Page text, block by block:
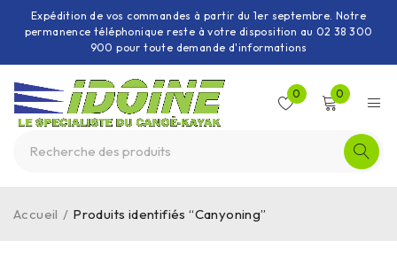
Expédition de vos commandes à partir du 1er septembre. Notre
permanence téléphonique reste à votre disposition au 02 38 300
900 pour toute demande d'informations
0 0
Accueil / Produits identifiés “Canyoning”